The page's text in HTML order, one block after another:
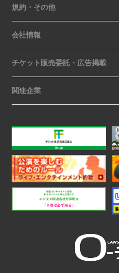
規約・その他
会社情報
チケット販売委託・広告掲載
関連企業